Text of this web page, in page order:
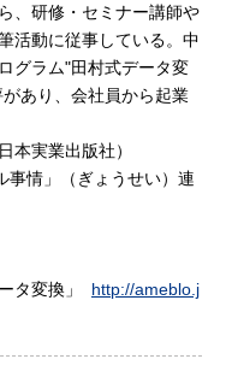
、研修・セミナー講師や
活動に従事している。中
グラム"田村式データ変
あり、会社員から起業
本実業出版社）
事情」（ぎょうせい）連
タ変換」 http://ameblo.j